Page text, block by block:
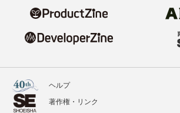
ヘルプ
著作権・リンク